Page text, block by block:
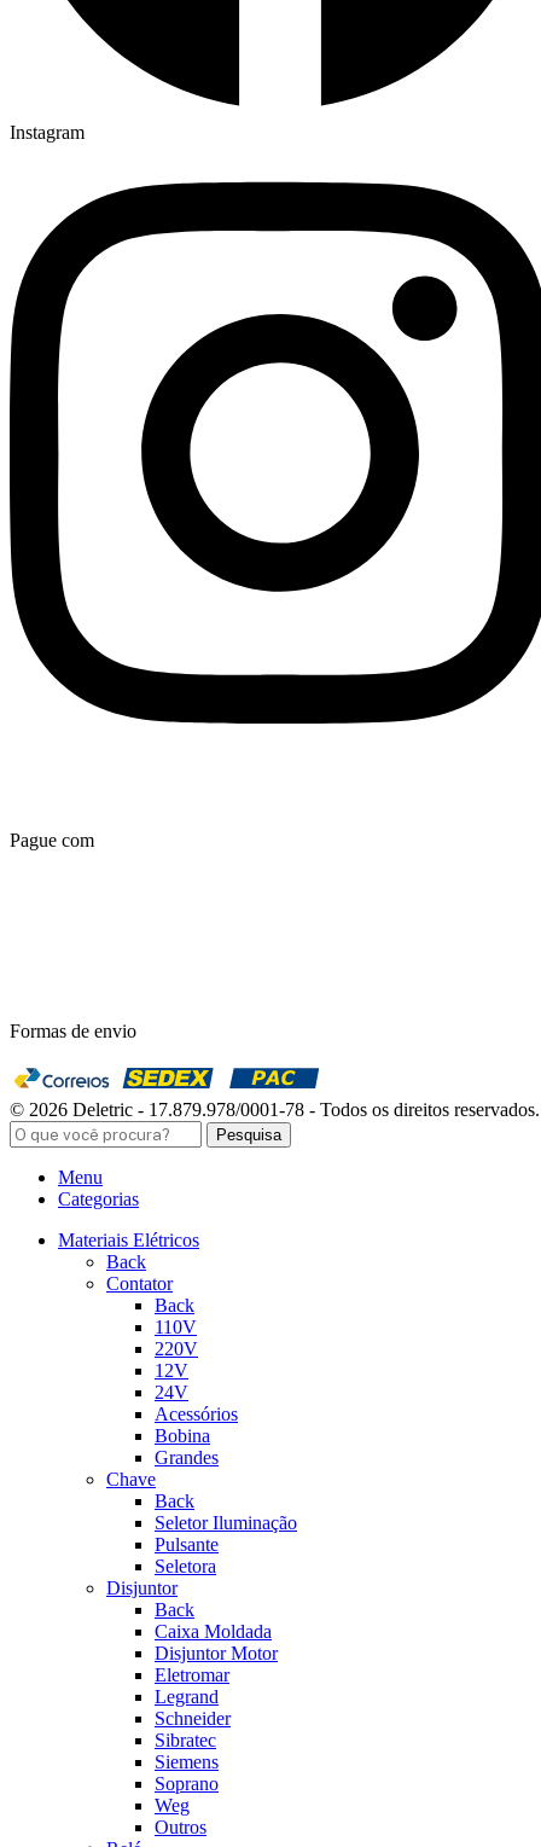
Instagram
Pague com
Formas de envio
© 2026 Deletric - 17.879.978/0001-78 - Todos os direitos reservados.
Pesquisa
Menu
Categorias
Materiais Elétricos
Back
Contator
Back
110V
220V
12V
24V
Acessórios
Bobina
Grandes
Chave
Back
Seletor Iluminação
Pulsante
Seletora
Disjuntor
Back
Caixa Moldada
Disjuntor Motor
Eletromar
Legrand
Schneider
Sibratec
Siemens
Soprano
Weg
Outros